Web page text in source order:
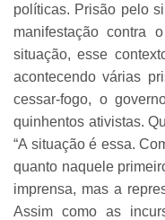
políticas. Prisão pelo
manifestação contra
situação, esse
acontecendo várias
cessar-fogo, o
quinhentos ativistas.
“A situação é essa.
quanto naquele
imprensa, mas a
Assim como as